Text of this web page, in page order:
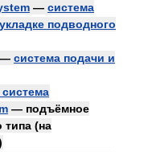
— система
подводного
— система подачи и
— подъёмное
типа (на